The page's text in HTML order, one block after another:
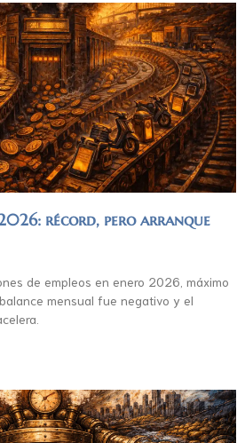
2026: récord, pero arranque
de empleos en enero 2026, máximo
mensual fue negativo y el